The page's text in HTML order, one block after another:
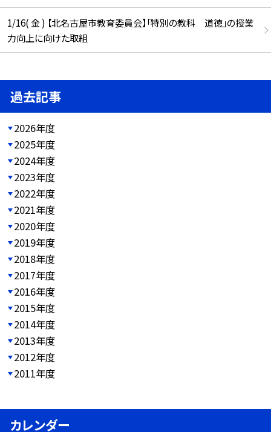
1/16( 金 ) 【北名古屋市教育委員会】「特別の教科 道徳」の授業
力向上に向けた取組
過去記事
2026年度
2025年度
2024年度
2023年度
2022年度
2021年度
2020年度
2019年度
2018年度
2017年度
2016年度
2015年度
2014年度
2013年度
2012年度
2011年度
カレンダー